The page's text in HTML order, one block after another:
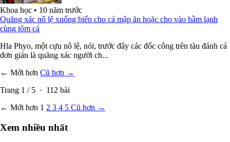
Khoa học • 10 năm trước
Quăng xác nô lệ xuống biển cho cá mập ăn hoặc cho vào hầm lạnh
cùng tôm cá
Hla Phyo, một cựu nô lệ, nói, trước đây các đốc công trên tàu đánh cá
đơn giản là quăng xác người ch...
← Mới hơn Cũ hơn →
Trang 1 / 5 · 112 bài
← Mới hơn 1 2 3 4 5 Cũ hơn →
Xem nhiều nhất